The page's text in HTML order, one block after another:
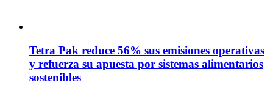
Tetra Pak reduce 56% sus emisiones operativas
y refuerza su apuesta por sistemas alimentarios
sostenibles